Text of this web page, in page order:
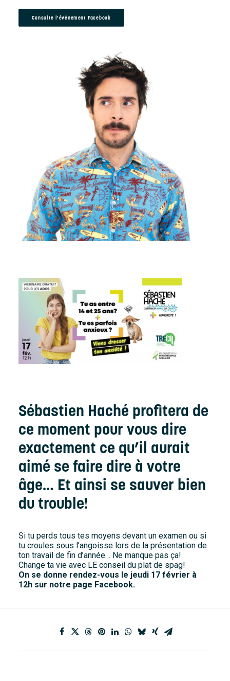
Consulte l'événement Facebook
Sébastien Haché profitera de
ce moment pour vous dire
exactement ce qu’il aurait
aimé se faire dire à votre
âge… Et ainsi se sauver bien
du trouble!
Si tu perds tous tes moyens devant un examen ou si
tu croules sous l’angoisse lors de la présentation de
ton travail de fin d’année… Ne manque pas ça!
Change ta vie avec LE conseil du plat de spag!
On se donne rendez-vous le jeudi 17 février à
12h sur notre page Facebook.